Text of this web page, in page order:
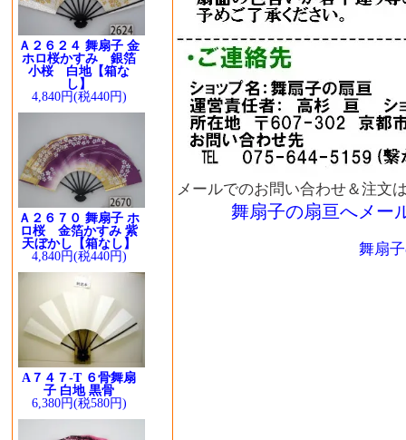
Ａ２６２４ 舞扇子 金
ホロ桜かすみ 銀箔
小桜 白地【箱な
し】
4,840円(税440円)
Ａ２６７０ 舞扇子 ホ
ロ桜 金箔かすみ 紫
天ぼかし【箱なし】
4,840円(税440円)
A７４７-T ６骨舞扇
子 白地 黒骨
6,380円(税580円)
メールでのお問い合わせ＆注文
舞扇子の扇亘へメー
舞扇